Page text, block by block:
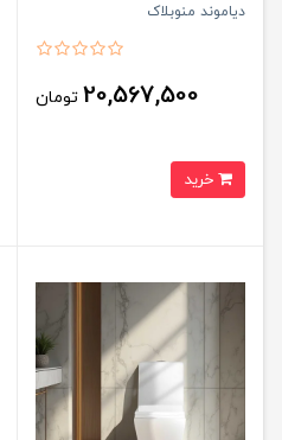
دیاموند منوبلاک
20,567,500 تومان